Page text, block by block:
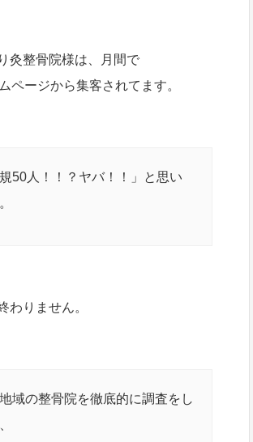
灸整骨院様は、月間で
ページから集客されてます。
規50人！！？ヤバ！！」と思い
わりません。
域の整骨院を徹底的に調査をし